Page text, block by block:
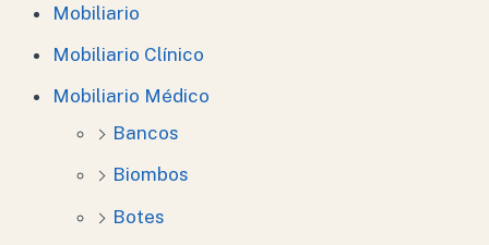
Mobiliario
Mobiliario Clínico
Mobiliario Médico
Bancos
Biombos
Botes